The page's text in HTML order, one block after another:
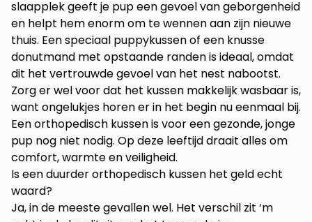
slaapplek geeft je pup een gevoel van geborgenheid
en helpt hem enorm om te wennen aan zijn nieuwe
thuis. Een speciaal puppykussen of een knusse
donutmand met opstaande randen is ideaal, omdat
dit het vertrouwde gevoel van het nest nabootst.
Zorg er wel voor dat het kussen makkelijk wasbaar is,
want ongelukjes horen er in het begin nu eenmaal bij.
Een orthopedisch kussen is voor een gezonde, jonge
pup nog niet nodig. Op deze leeftijd draait alles om
comfort, warmte en veiligheid.
Is een duurder orthopedisch kussen het geld echt
waard?
Ja, in de meeste gevallen wel. Het verschil zit ‘m